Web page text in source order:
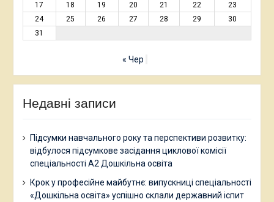
17
18 19 20 21 22
23
24
25 26 27 28 29
30
31
« Чер
Недавні записи
Підсумки навчального року та перспективи розвитку:
відбулося підсумкове засідання циклової комісії
спеціальності А2 Дошкільна освіта
Крок у професійне майбутнє: випускниці спеціальності
«Дошкільна освіта» успішно склали державний іспит